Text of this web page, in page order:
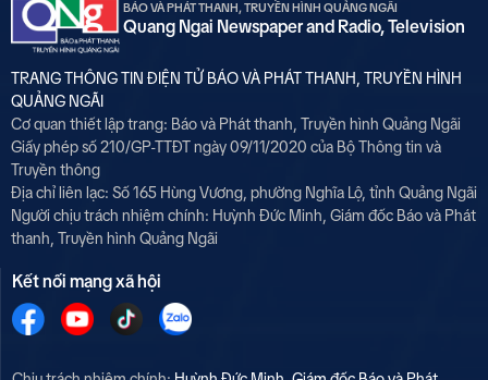
BÁO VÀ PHÁT THANH, TRUYỀN HÌNH QUẢNG NGÃI
Quang Ngai Newspaper and Radio, Television
TRANG THÔNG TIN ĐIỆN TỬ BÁO VÀ PHÁT THANH, TRUYỀN HÌNH
QUẢNG NGÃI
Cơ quan thiết lập trang: Báo và Phát thanh, Truyền hình Quảng Ngãi
Giấy phép số 210/GP-TTĐT ngày 09/11/2020 của Bộ Thông tin và
Truyền thông
Địa chỉ liên lạc: Số 165 Hùng Vương, phường Nghĩa Lộ, tỉnh Quảng Ngãi
Người chịu trách nhiệm chính: Huỳnh Đức Minh, Giám đốc Báo và Phát
thanh, Truyền hình Quảng Ngãi
Kết nối mạng xã hội